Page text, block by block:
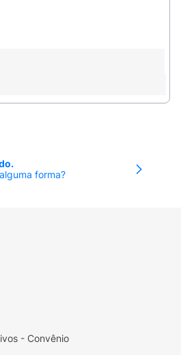
dia de vida
olhos quanto água pura
dia de vida
naturais.
natural
para ser suave
forma?
- Convênio